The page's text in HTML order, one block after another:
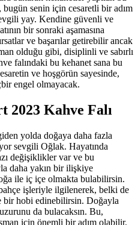
bugün senin için cesaretli bir adım
yay. Kendine güvenli ve
bir sonraki aşamasına
ve başarılar getirebilir ancak
olduğu gibi, disiplinli ve sabırlı
falındaki bu kehanet sana bu
ve hoşgörün sayesinde,
engel olmayacak.
2023 Kahve Falı
yolda doğaya daha fazla
sevgili Oğlak. Hayatında
değişiklikler var ve bu
daha yakın bir ilişkiye
ile iç içe olmakta bulabilirsin.
işleriyle ilgilenerek, belki de
bir hobi edinebilirsin. Doğayla
da bulacaksın. Bu,
için önemli bir adım olabilir.